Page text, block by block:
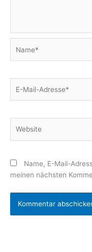
Mail-
Name, E-Mail-
meinen nächsten